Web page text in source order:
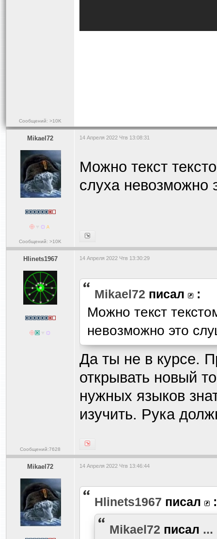
Сообщений: >10K
Mikael72
Сообщений: >10K
14 Апреля 2022 Чтв 13:08:31
Можно текст
слуха невозможно
Hlinets1967
Сообщений:7628
14 Апреля 2022 Чтв 13:30:29
Mikael72 писал :
Можно текст
невозможно это
Да ты не в курсе.
открывать новый
нужных языков
изучить. Рука
Mikael72 14 Апреля 2022 Чтв 13:46:44
Hlinets1967 писал :
Mikael72 писал ...